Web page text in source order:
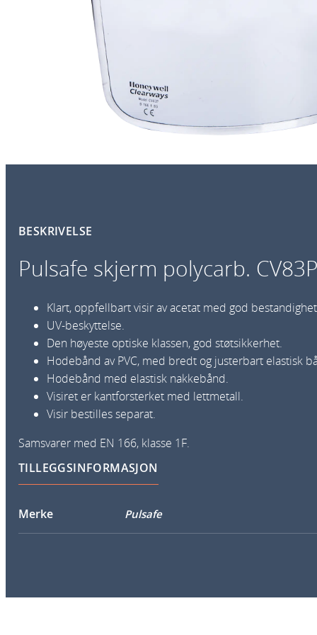
BESKRIVELSE
Pulsafe skjerm polycarb. CV83P
Klart, oppfellbart visir av acetat med god
UV-beskyttelse.
Den høyeste optiske klassen, god støtsikkerhet.
Hodebånd av PVC, med bredt og justerbart elastisk
Hodebånd med elastisk nakkebånd.
Visiret er kantforsterket med lettmetall.
Visir bestilles separat.
Samsvarer med EN 166, klasse 1F.
TILLEGGSINFORMASJON
Merke Pulsafe